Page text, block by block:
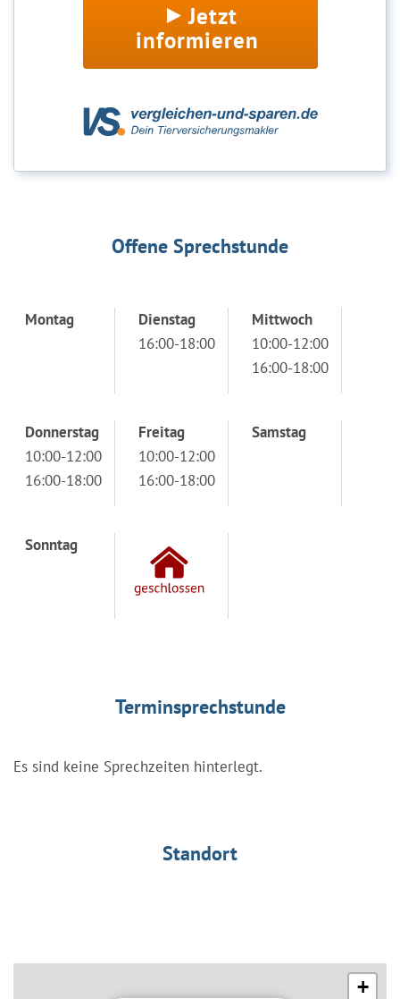
Jetzt
informieren
Offene Sprechstunde
Montag
Dienstag
16:00-18:00
Mittwoch
10:00-12:00
16:00-18:00
Donnerstag
10:00-12:00
16:00-18:00
Freitag
10:00-12:00
16:00-18:00
Samstag
Sonntag
Terminsprechstunde
Es sind keine Sprechzeiten hinterlegt.
Standort
+